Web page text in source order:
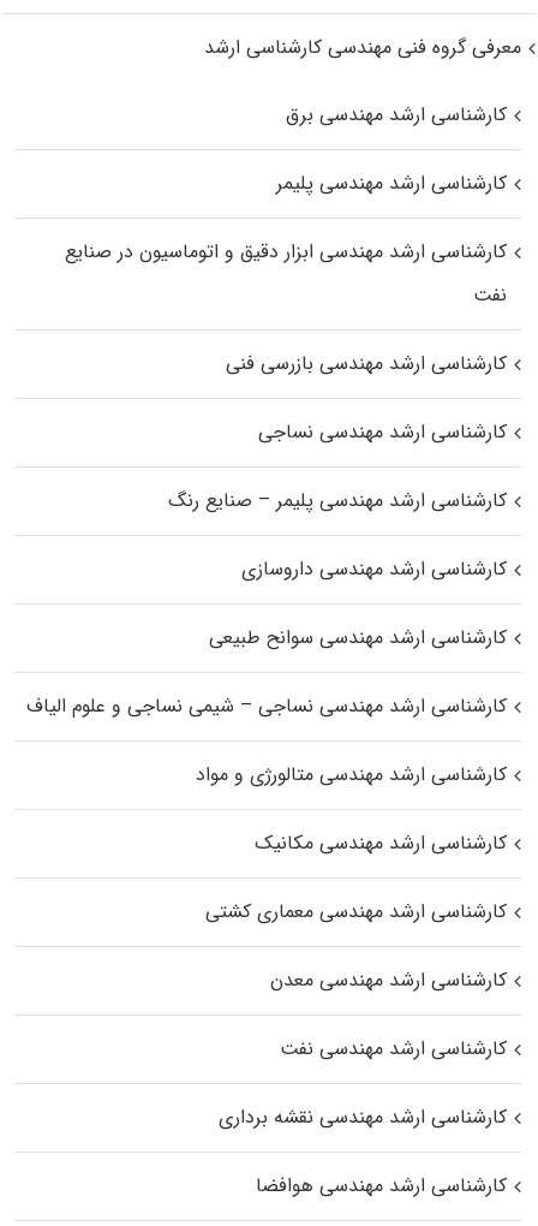
معرفی گروه فنی مهندسی کارشناسی ارشد
کارشناسی ارشد مهندسی برق
کارشناسی ارشد مهندسی پلیمر
کارشناسی ارشد مهندسی ابزار دقیق و اتوماسیون در صنایع
نفت
کارشناسی ارشد مهندسی بازرسی فنی
کارشناسی ارشد مهندسی نساجی
کارشناسی ارشد مهندسی پلیمر – صنایع رنگ
کارشناسی ارشد مهندسی داروسازی
کارشناسی ارشد مهندسی سوانح طبیعی
کارشناسی ارشد مهندسی نساجی – شیمی نساجی و علوم الیاف
کارشناسی ارشد مهندسی متالورژی و مواد
کارشناسی ارشد مهندسی مکانیک
کارشناسی ارشد مهندسی معماری کشتی
کارشناسی ارشد مهندسی معدن
کارشناسی ارشد مهندسی نفت
کارشناسی ارشد مهندسی نقشه برداری
کارشناسی ارشد مهندسی هوافضا